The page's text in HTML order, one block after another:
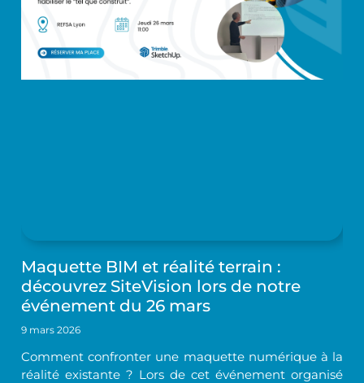
Maquette BIM et réalité terrain :
découvrez SiteVision lors de notre
événement du 26 mars
9 mars 2026
Comment confronter une maquette numérique à la
réalité existante ? Lors de cet événement organisé